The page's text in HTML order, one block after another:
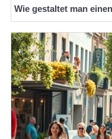
Wie gestaltet man